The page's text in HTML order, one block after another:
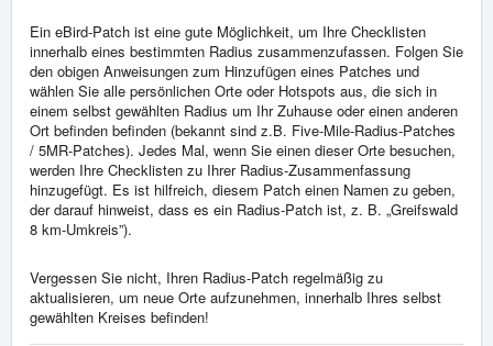
Ein eBird-Patch ist eine gute Möglichkeit, um Ihre Checklisten
innerhalb eines bestimmten Radius zusammenzufassen. Folgen Sie
den obigen Anweisungen zum Hinzufügen eines Patches und
wählen Sie alle persönlichen Orte oder Hotspots aus, die sich in
einem selbst gewählten Radius um Ihr Zuhause oder einen anderen
Ort befinden befinden (bekannt sind z.B. Five-Mile-Radius-Patches
/ 5MR-Patches). Jedes Mal, wenn Sie einen dieser Orte besuchen,
werden Ihre Checklisten zu Ihrer Radius-Zusammenfassung
hinzugefügt. Es ist hilfreich, diesem Patch einen Namen zu geben,
der darauf hinweist, dass es ein Radius-Patch ist, z. B. „Greifswald
8 km-Umkreis”).
Vergessen Sie nicht, Ihren Radius-Patch regelmäßig zu
aktualisieren, um neue Orte aufzunehmen, innerhalb Ihres selbst
gewählten Kreises befinden!